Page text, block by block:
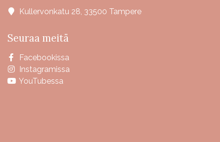
Kullervonkatu 28, 33500 Tampere
Seuraa meitä
Facebookissa
Instagramissa
YouTubessa